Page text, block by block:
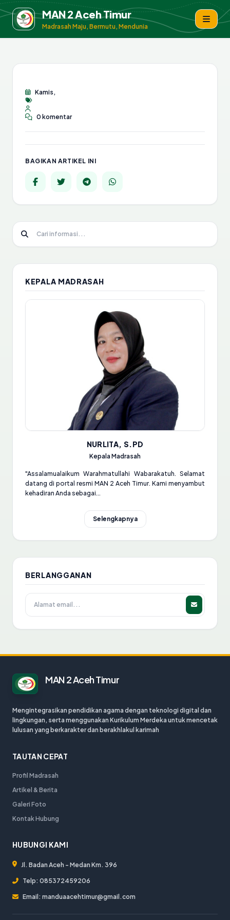
MAN 2 Aceh Timur
Madrasah Maju, Bermutu, Mendunia
Kamis,
0 komentar
BAGIKAN ARTIKEL INI
KEPALA MADRASAH
NURLITA, S.PD
Kepala Madrasah
"Assalamualaikum Warahmatullahi Wabarakatuh. Selamat
datang di portal resmi MAN 2 Aceh Timur. Kami menyambut
kehadiran Anda sebagai...
Selengkapnya
BERLANGGANAN
MAN 2 Aceh Timur
Mengintegrasikan pendidikan agama dengan teknologi digital dan
lingkungan, serta menggunakan Kurikulum Merdeka untuk mencetak
lulusan yang berkarakter dan berakhlakul karimah
TAUTAN CEPAT
Profil Madrasah
Artikel & Berita
Galeri Foto
Kontak Hubung
HUBUNGI KAMI
Jl. Badan Aceh - Medan Km. 396
Telp: 085372459206
Email: manduaacehtimur@gmail.com